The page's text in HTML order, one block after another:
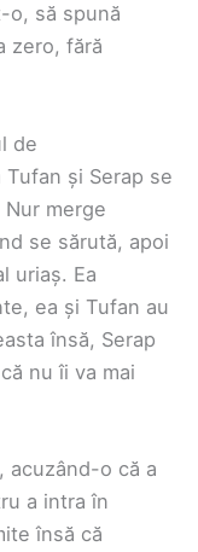
o, să spună
zero, fără
de
și Serap se
merge
se sărută, apoi
uriaș. Ea
ea și Tufan au
însă, Serap
nu îi va mai
acuzând-o că a
a intra în
însă că